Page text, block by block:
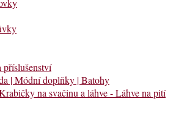
příslušenství
| Módní doplňky | Batohy
na svačinu a láhve - Láhve na pití